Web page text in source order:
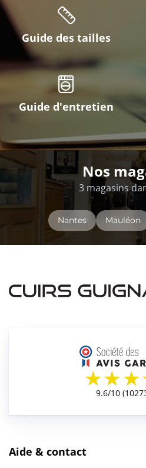
Guide des tailles
Guide d'entretien
Nos
3 magasins
Nantes Mauléon
Aide & contact